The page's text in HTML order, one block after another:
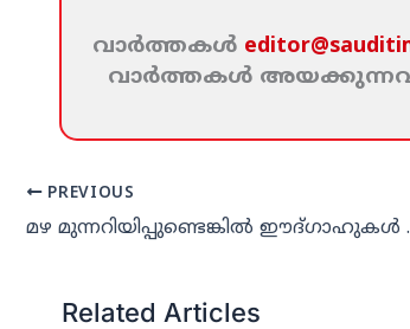
വാര്‍ത്തകള്‍
വാര്‍ത്തകള്‍
PREVIOUS
മഴ
Related Articles